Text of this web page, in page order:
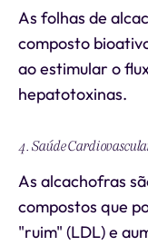
As folhas de
composto
ao estimular o
hepatotoxinas.
4. Saúde
As alcachofras
compostos que
"ruim" (LDL) e